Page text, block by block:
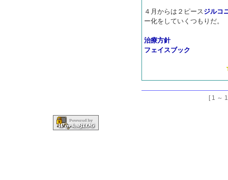
４月からは２ピースジルコ
ー化をしていくつもりだ。
治療方針
フェイスブック
[ 1 ～